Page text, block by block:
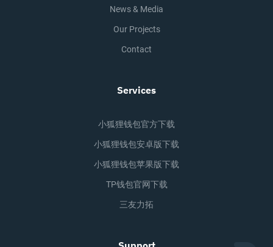
News & Media
Our Projects
Contact
Services
小狐狸钱包官方下载
小狐狸钱包安卓版下载
小狐狸钱包苹果版下载
TP钱包官网下载
三友力拓